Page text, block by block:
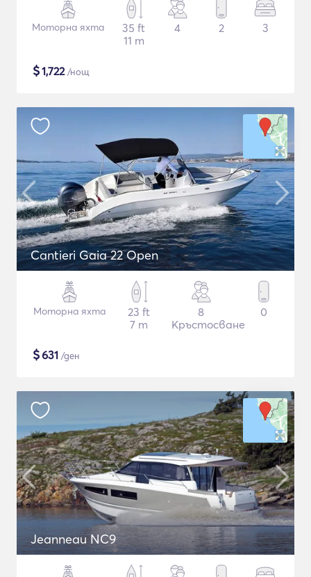
Моторна яхта
35 ft
11 m
4 2 3
$1,722/нощ
Cantieri Gaia 22 Open
Моторна яхта
23 ft
7 m
8
Кръстосване
0
$631 /ден
Jeanneau NC9